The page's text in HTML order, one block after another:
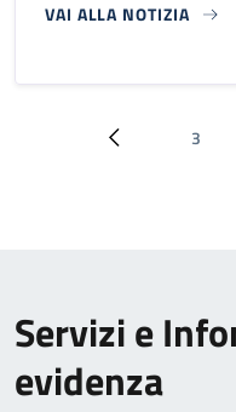
VAI ALLA NOTIZIA
Paginazione
Pagina precedente
Pagina
3
Servizi e
evidenza